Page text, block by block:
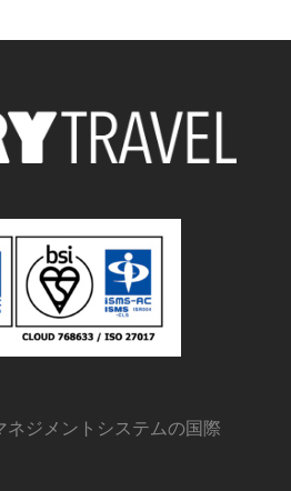
ネジメントシステムの国際